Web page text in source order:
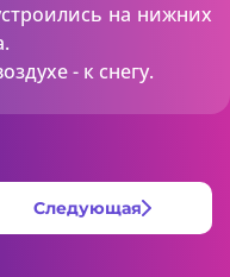
на нижних
- к снегу.
Следующая